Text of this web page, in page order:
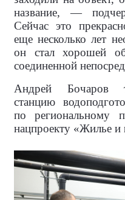
название, —
Сейчас это
еще несколько лет
он стал хорошей
соединенной
Андрей Бочаров
станцию
по региональному
нацпроекту «Жилье и